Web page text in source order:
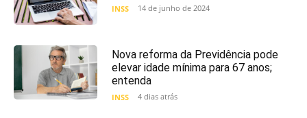
INSS 14 de junho de 2024
Nova reforma da Previdência pode
elevar idade mínima para 67 anos;
entenda
INSS 4 dias atrás